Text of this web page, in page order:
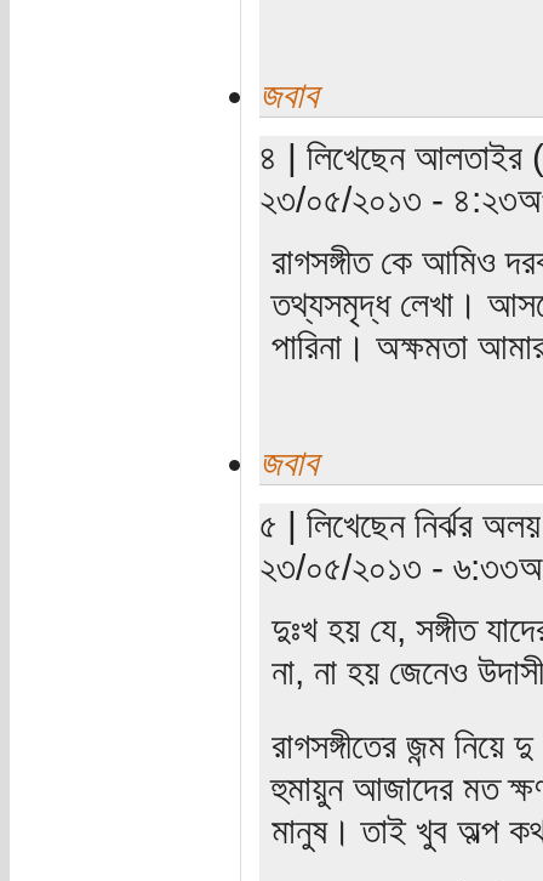
জবাব
৪ | লিখেছেন আলতাইর
২৩/০৫/২০১৩ -
রাগসঙ্গীত কে আমিও
তথ্যসমৃদ্ধ লেখা।
পারিনা। অক্ষমতা
জবাব
৫ | লিখেছেন নির্ঝর
২৩/০৫/২০১৩ -
দুঃখ হয় যে, সঙ্গীত
না, না হয় জেনেও
রাগসঙ্গীতের জন্ম
হুমায়ুন আজাদের মত
মানুষ। তাই খুব অল্প